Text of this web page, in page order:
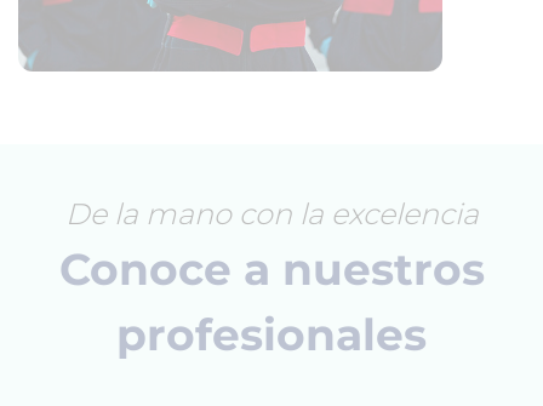
De la mano con la excelencia
Conoce a nuestros
profesionales